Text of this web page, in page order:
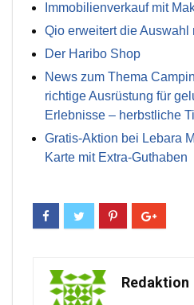
Immobilienverkauf mit
Qio erweitert die
Der Haribo Shop
News zum Thema
richtige Ausrüstung für
Erlebnisse – herbstliche
Gratis-Aktion bei Lebara
Karte mit Extra-Guthaben
Redaktion